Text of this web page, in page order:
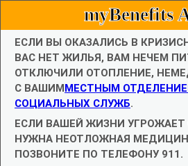
myBenefits
ЕСЛИ ВЫ ОКАЗАЛИСЬ В
ВАС НЕТ ЖИЛЬЯ, ВАМ НЕЧЕМ
ОТКЛЮЧИЛИ ОТОПЛЕНИЕ,
С ВАШИММЕСТНЫМ
СОЦИАЛЬНЫХ СЛУЖБ.
ЕСЛИ ВАШЕЙ ЖИЗНИ
НУЖНА НЕОТЛОЖНАЯ
ПОЗВОНИТЕ ПО ТЕЛЕФОНУ 911.